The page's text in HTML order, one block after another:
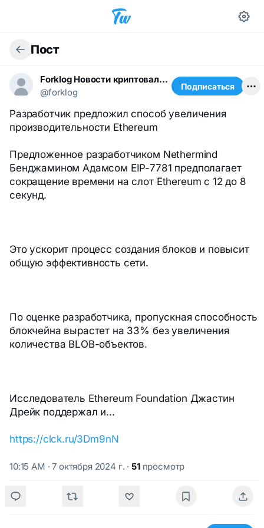
Пост
Forklog Новости криптовалюты
@forklog
Подписаться
Разработчик предложил способ увеличения
производительности Ethereum
Предложенное разработчиком Nethermind
Бенджамином Адамсом EIP-7781 предполагает
сокращение времени на слот Ethereum с 12 до 8
секунд.
Это ускорит процесс создания блоков и повысит
общую эффективность сети.
По оценке разработчика, пропускная способность
блокчейна вырастет на 33% без увеличения
количества BLOB-объектов.
Исследователь Ethereum Foundation Джастин
Дрейк поддержал и...
https://clck.ru/3Dm9nN
10:15 AM · 7 октября 2024 г. ·51просмотр